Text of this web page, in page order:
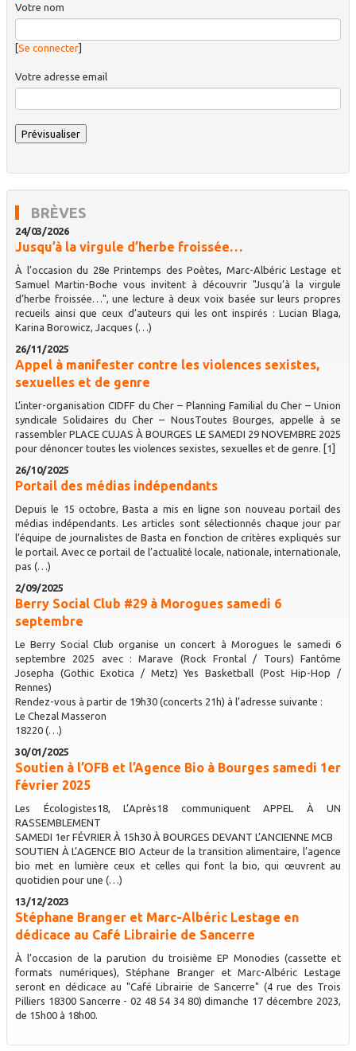
Votre nom
[Se connecter]
Votre adresse email
BRÈVES
24/03/2026
Jusqu’à la virgule d’herbe froissée…
À l’occasion du 28e Printemps des Poètes, Marc-Albéric Lestage et
Samuel Martin-Boche vous invitent à découvrir "Jusqu’à la virgule
d’herbe froissée…", une lecture à deux voix basée sur leurs propres
recueils ainsi que ceux d’auteurs qui les ont inspirés : Lucian Blaga,
Karina Borowicz, Jacques (…)
26/11/2025
Appel à manifester contre les violences sexistes,
sexuelles et de genre
L’inter-organisation CIDFF du Cher – Planning Familial du Cher – Union
syndicale Solidaires du Cher – NousToutes Bourges, appelle à se
rassembler PLACE CUJAS À BOURGES LE SAMEDI 29 NOVEMBRE 2025
pour dénoncer toutes les violences sexistes, sexuelles et de genre. [1]
26/10/2025
Portail des médias indépendants
Depuis le 15 octobre, Basta a mis en ligne son nouveau portail des
médias indépendants. Les articles sont sélectionnés chaque jour par
l’équipe de journalistes de Basta en fonction de critères expliqués sur
le portail. Avec ce portail de l’actualité locale, nationale, internationale,
pas (…)
2/09/2025
Berry Social Club #29 à Morogues samedi 6
septembre
Le Berry Social Club organise un concert à Morogues le samedi 6
septembre 2025 avec : Marave (Rock Frontal / Tours) Fantôme
Josepha (Gothic Exotica / Metz) Yes Basketball (Post Hip-Hop /
Rennes)
Rendez-vous à partir de 19h30 (concerts 21h) à l’adresse suivante :
Le Chezal Masseron
18220 (…)
30/01/2025
Soutien à l’OFB et l’Agence Bio à Bourges samedi 1er
février 2025
Les Écologistes18, L’Après18 communiquent APPEL À UN
RASSEMBLEMENT
SAMEDI 1er FÉVRIER À 15h30 À BOURGES DEVANT L’ANCIENNE MCB
SOUTIEN À L’AGENCE BIO Acteur de la transition alimentaire, l’agence
bio met en lumière ceux et celles qui font la bio, qui œuvrent au
quotidien pour une (…)
13/12/2023
Stéphane Branger et Marc-Albéric Lestage en
dédicace au Café Librairie de Sancerre
À l’occasion de la parution du troisième EP Monodies (cassette et
formats numériques), Stéphane Branger et Marc-Albéric Lestage
seront en dédicace au "Café Librairie de Sancerre" (4 rue des Trois
Pilliers 18300 Sancerre - 02 48 54 34 80) dimanche 17 décembre 2023,
de 15h00 à 18h00.